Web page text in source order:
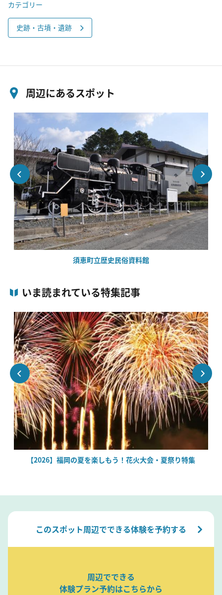
カテゴリー
史跡・古墳・遺跡
周辺にあるスポット
須恵町立歴史民俗資料館
いま読まれている特集記事
【2026】福岡の夏を楽しもう！花火大会・夏祭り特集
このスポット周辺でできる体験を予約する
周辺でできる
体験プラン予約はこちらから